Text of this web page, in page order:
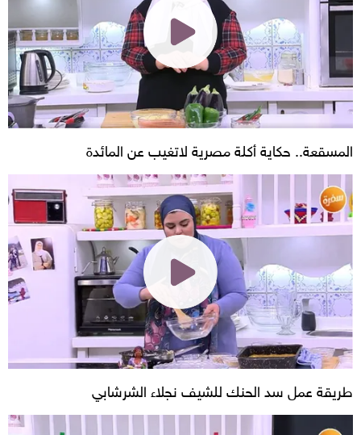
المسقعة.. حكاية أكلة مصرية لاتغيب عن المائدة
طريقة عمل سد الحنك للشيف نجلاء الشرشابي